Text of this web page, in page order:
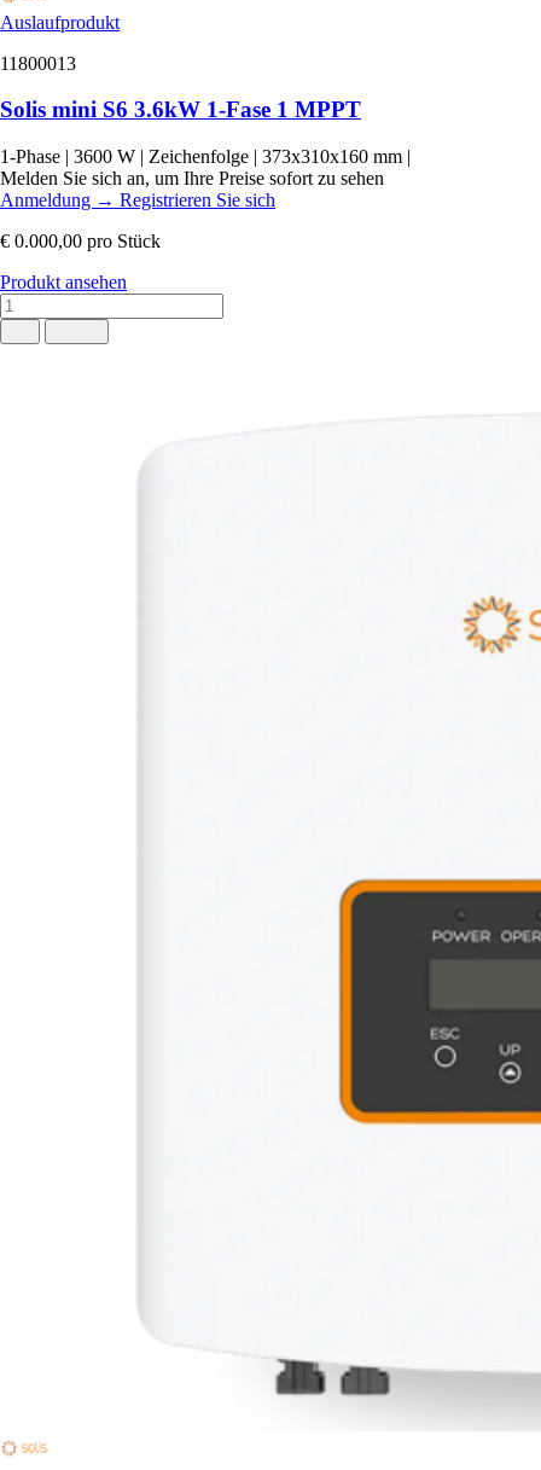
Auslaufprodukt
11800013
Solis mini S6 3.6kW 1-Fase 1 MPPT
1-Phase | 3600 W | Zeichenfolge | 373x310x160 mm |
Melden Sie sich an, um Ihre Preise sofort zu sehen
Anmeldung → Registrieren Sie sich
€ 0.000,00 pro Stück
Produkt ansehen